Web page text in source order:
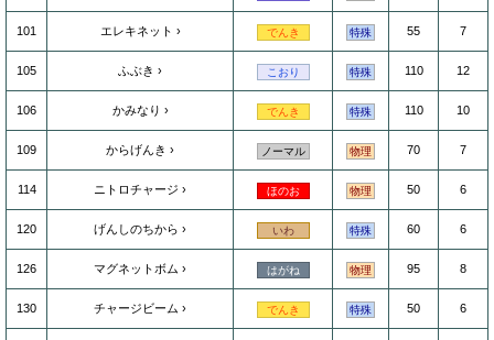
101 エレキネット でんき 特殊 55 7
105 ふぶき こおり 特殊 110 12
106 かみなり でんき 特殊 110 10
109 からげんき ノーマル 物理 70 7
114 ニトロチャージ ほのお 物理 50 6
120 げんしのちから いわ 特殊 60 6
126 マグネットボム はがね 物理 95 8
130 チャージビーム でんき 特殊 50 6